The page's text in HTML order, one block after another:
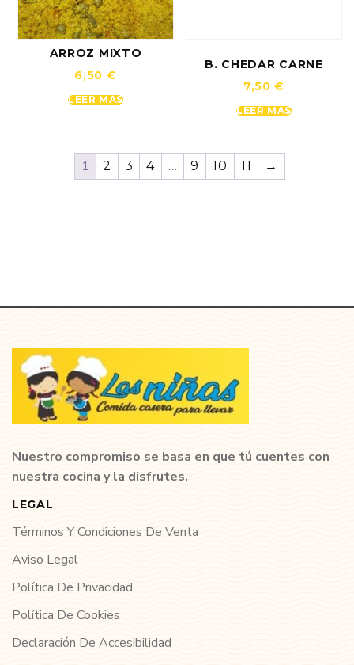
ARROZ MIXTO
6,50 €
LEER MÁS
B. CHEDAR CARNE
7,50€
LEER MÁS
1 2 3 4 … 9 10 11 →
Nuestro compromiso se basa en que tú cuentes con
nuestra cocina y la disfrutes.
LEGAL
Términos Y Condiciones De Venta
Aviso Legal
Política De Privacidad
Política De Cookies
Declaración De Accesibilidad